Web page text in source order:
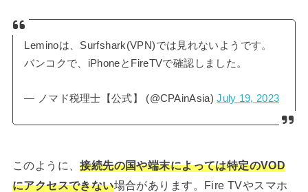
Leminoは、Surfshark(VPN)では見れないようです。
バンコクで、iPhoneとFireTVで確認しました。
— ノマド税理士【公式】 (@CPAinAsia)July 19, 2023
このように、接続先の国や端末によっては特定のVOD
にアクセスできない場合があります。Fire TVやスマホ